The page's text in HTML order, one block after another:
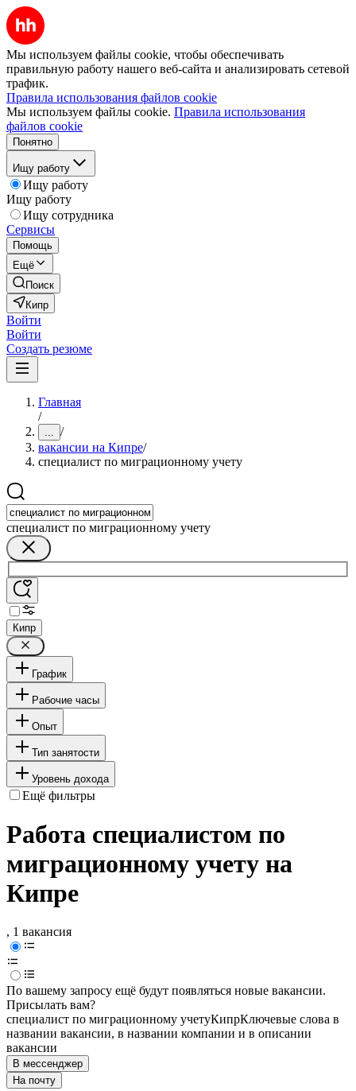
Мы используем файлы cookie, чтобы обеспечивать
правильную работу нашего веб-сайта и анализировать сетевой
трафик.
Правила использования файлов cookie
Мы используем файлы cookie. Правила использования
файлов cookie
Понятно
Ищу работу
Ищу работу
Ищу работу
Ищу сотрудника
Сервисы
Помощь
Ещё
Поиск
Кипр
Войти
Войти
Создать резюме
Главная
/
... /
вакансии на Кипре/
специалист по миграционному учету
специалист по миграционному учету
Кипр
График
Рабочие часы
Опыт
Тип занятости
Уровень дохода
Ещё фильтры
Работа специалистом по
миграционному учету на
Кипре
, 1 вакансия
По вашему запросу ещё будут появляться новые вакансии.
Присылать вам?
специалист по миграционному учетуКипрКлючевые слова в
названии вакансии, в названии компании и в описании
вакансии
В мессенджер
На почту